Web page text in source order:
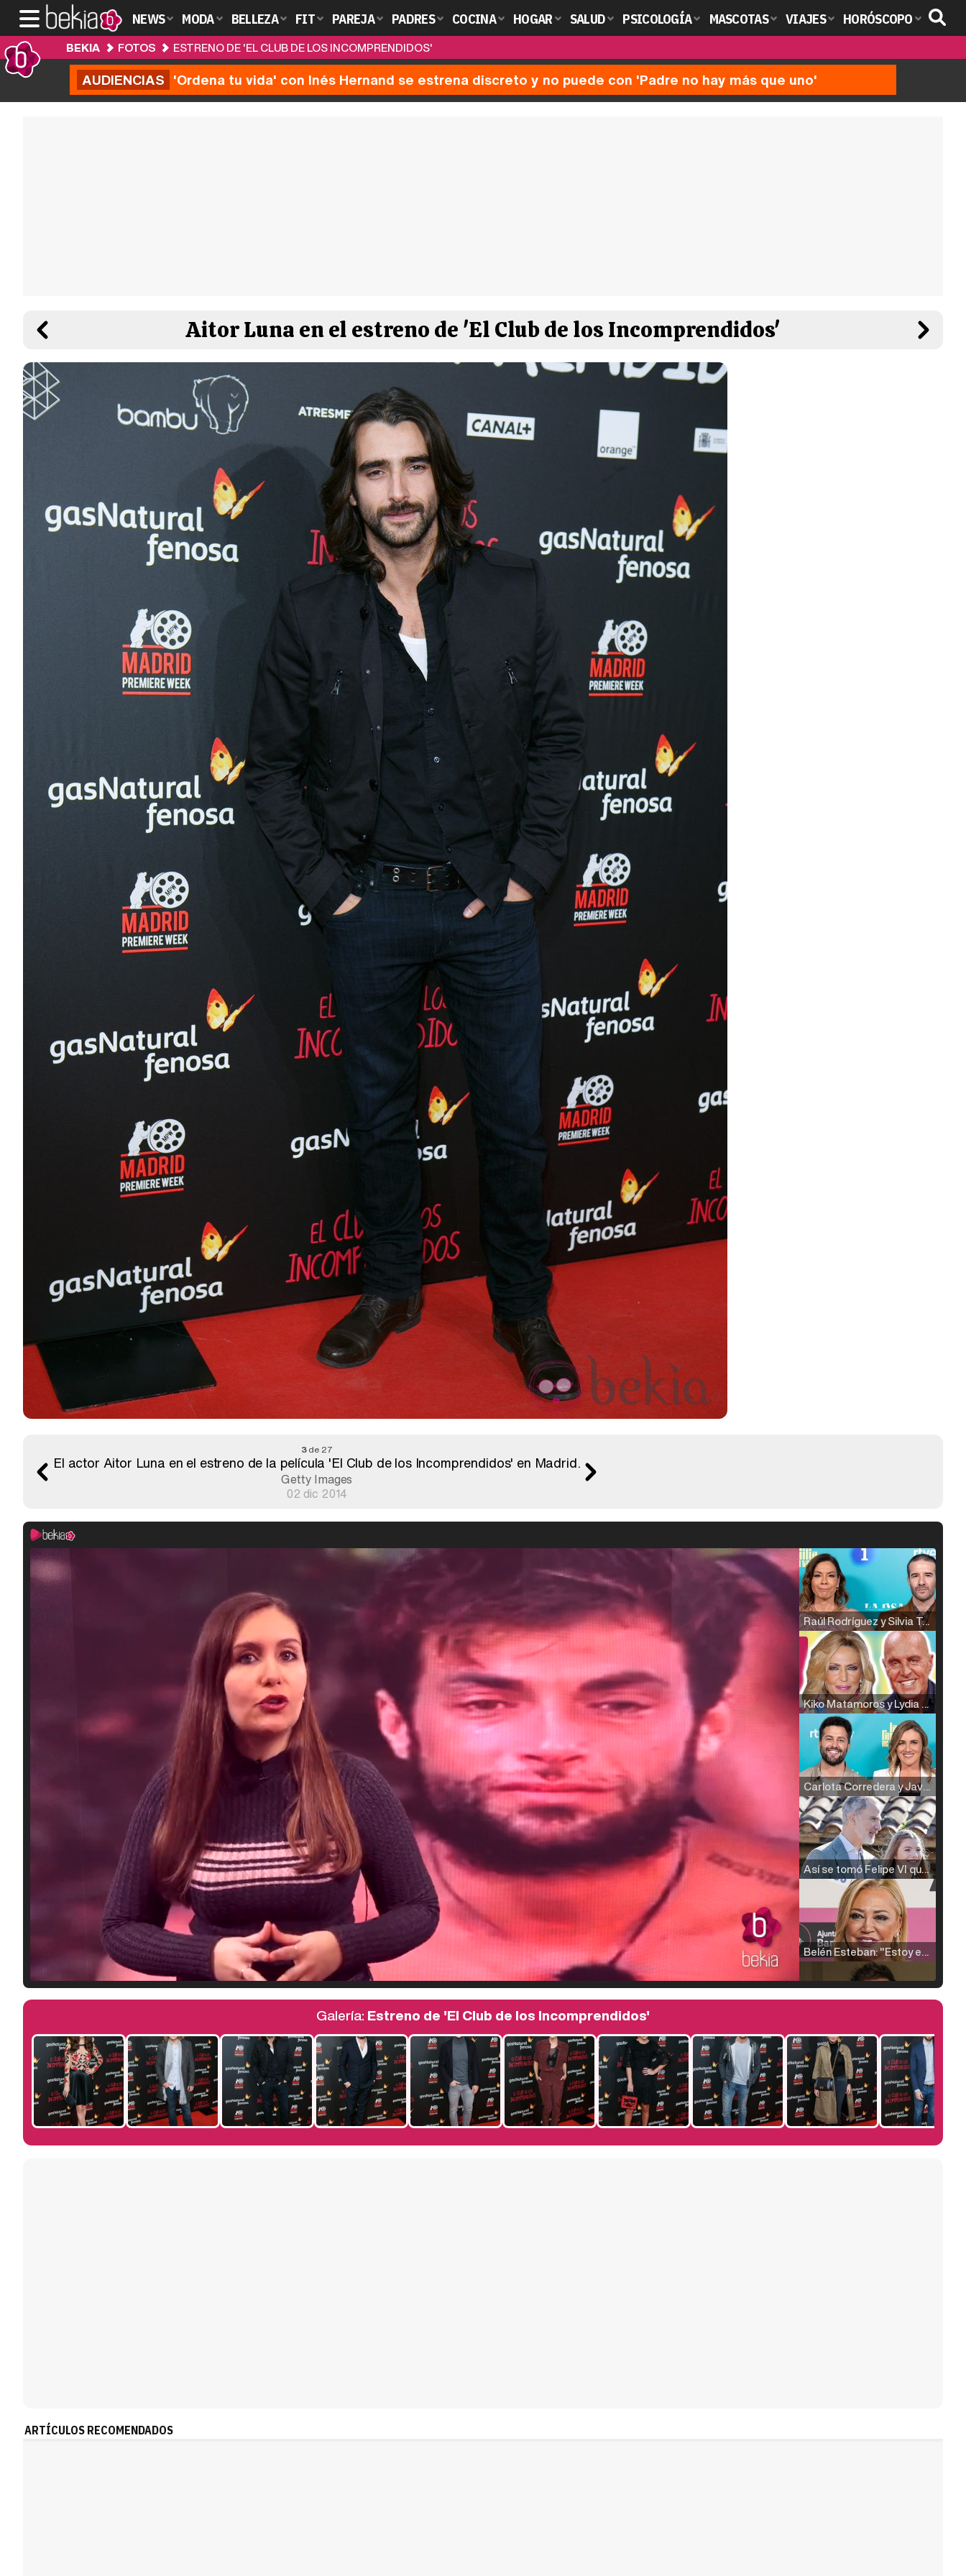
NEWS MODA BELLEZA FIT PAREJA PADRES COCINA HOGAR SALUD PSICOLOGÍA MASCOTAS VIAJES HORÓSCOPO
BEKIA FOTOS ESTRENO DE 'EL CLUB DE LOS INCOMPRENDIDOS'
AUDIENCIAS 'Ordena tu vida' con Inés Hernand se estrena discreto y no puede con 'Padre no hay más que uno'
Aitor Luna en el estreno de 'El Club de los Incomprendidos'
3de 27
El actor Aitor Luna en el estreno de la película 'El Club de los Incomprendidos' en Madrid.
Getty Images
02 dic 2014
Raúl Rodríguez y Silvia Taulés nos cuentan su papel en 'La familia de la tele'
Kiko Matamoros y Lydia Lozano: "Nuestro público es de todas las edades y RTVE tiene un público muy pegado a las novelas, al que tenemos que captar"
Carlota Corredera y Javier de Hoyos: "La tele tiene que representar al público también y aquí están todos los perfiles posibles&quo;
Así se tomó Felipe VI que la Infanta Sofía no quisiera recibir formación militar
Belén Esteban: "Estoy emocionada, muy contenta y muy feliz por llegar a RTVE"
Manu Baqueiro: "Tuve como referente a Bruce Willis en 'Luz de Luna' para mi trabajo en la serie 'Perdiendo el juicio'"
Magdalena de Suecia responde a las críticas y explica por qué le han permitido lanzar su propio negocio
Galería: Estreno de 'El Club de los Incomprendidos'
ARTÍCULOS RECOMENDADOS